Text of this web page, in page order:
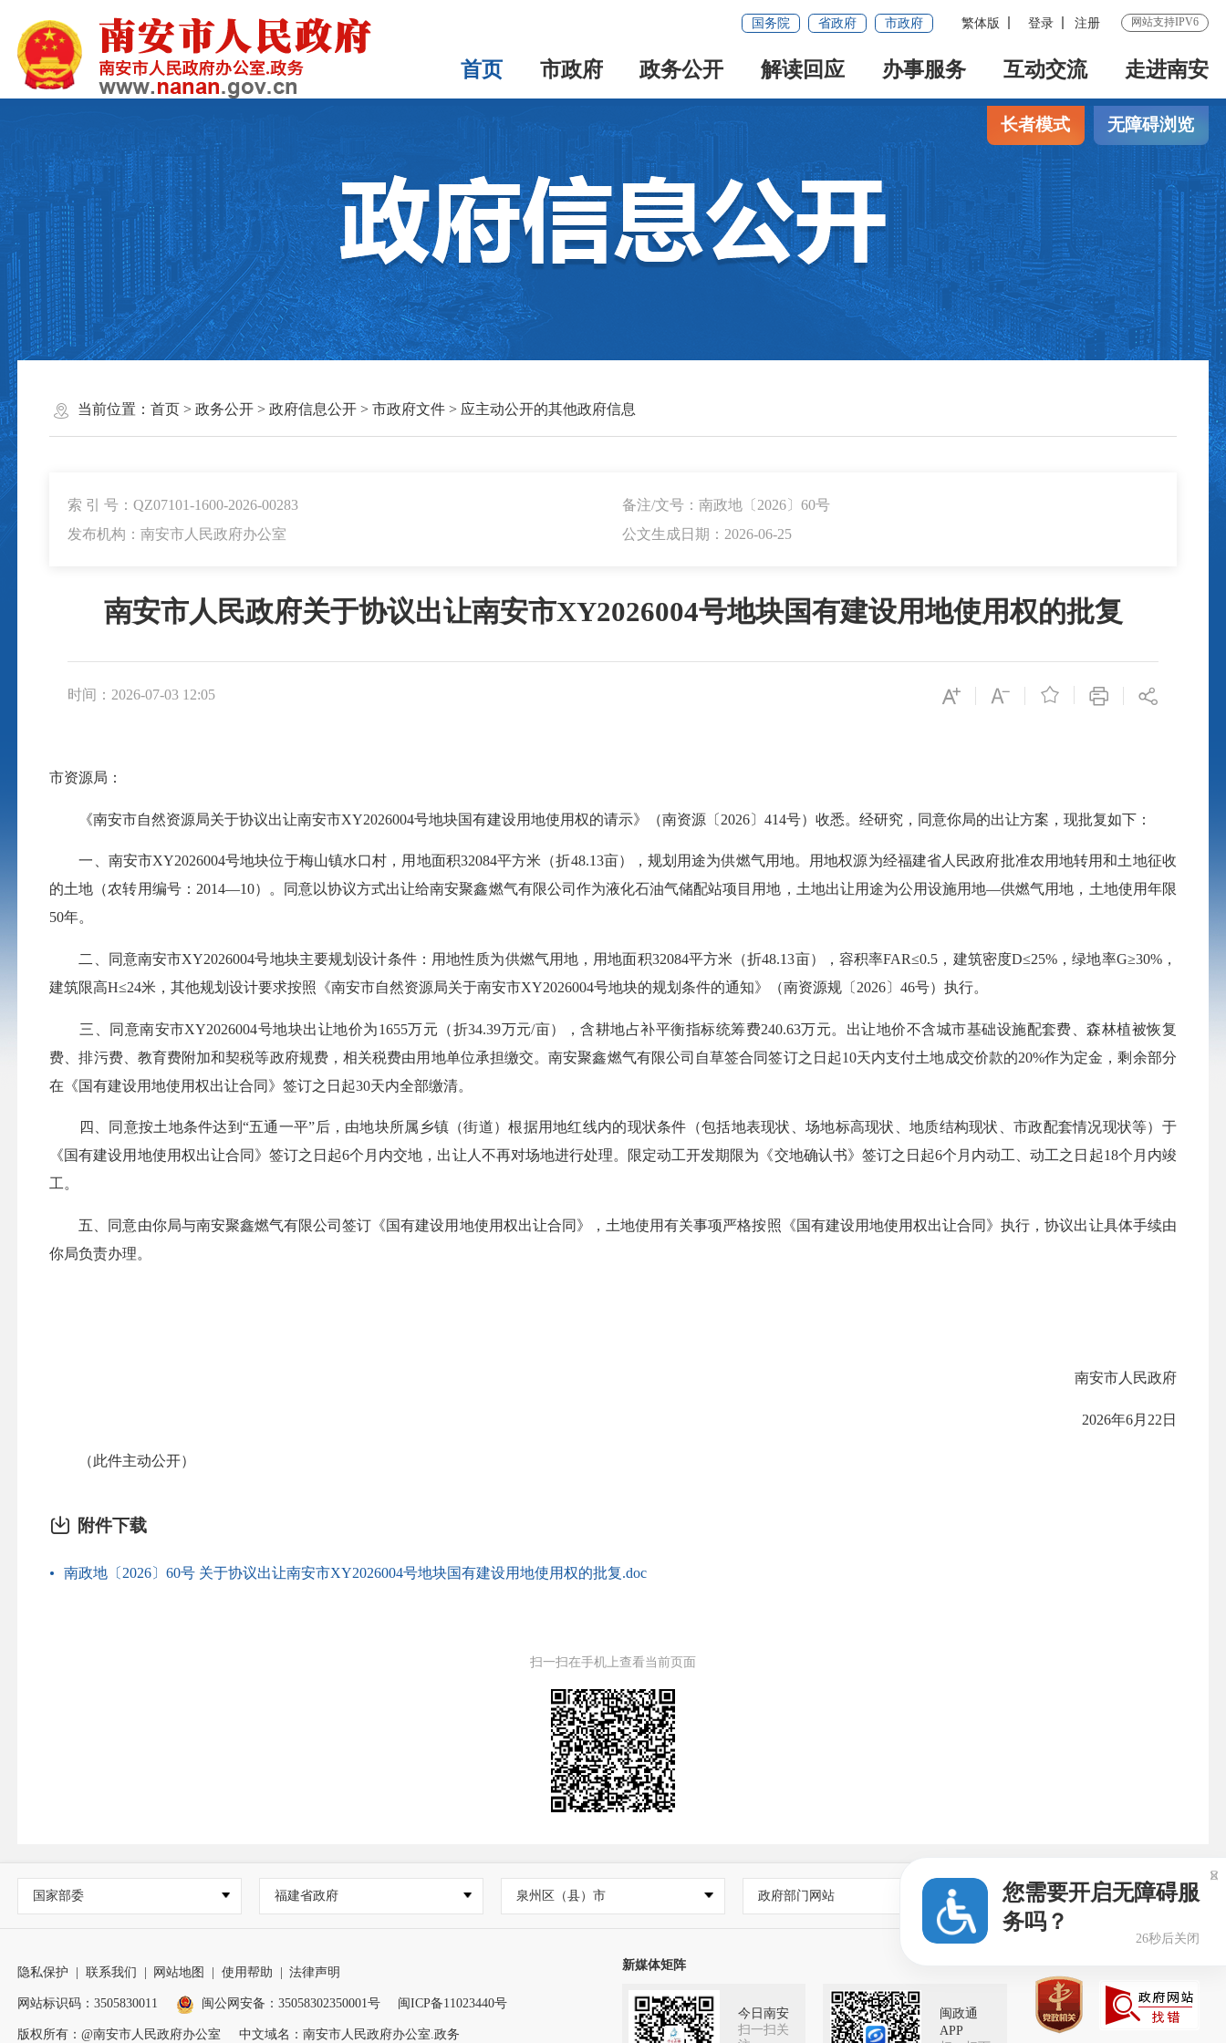
国务院 省政府 市政府 繁体版 登录 注册 网站支持IPV6
首页 市政府 政务公开 解读回应 办事服务 互动交流 走进南安
长者模式 无障碍浏览
当前位置： 首页> 政务公开> 政府信息公开> 市政府文件> 应主动公开的其他政府信息
索 引 号：QZ07101-1600-2026-00283
备注/文号：南政地〔2026〕60号
发布机构：南安市人民政府办公室
公文生成日期：2026-06-25
南安市人民政府关于协议出让南安市XY2026004号地块国有建设用地使用权的批复
时间：2026-07-03 12:05 
市资源局：
《南安市自然资源局关于协议出让南安市XY2026004号地块国有建设用地使用权的请示》（南资源〔2026〕414号）收悉。经研究，同意你局的出让方案，现批复如下：
一、南安市XY2026004号地块位于梅山镇水口村，用地面积32084平方米（折48.13亩），规划用途为供燃气用地。用地权源为经福建省人民政府批准农用地转用和土地征收
的土地（农转用编号：2014—10）。同意以协议方式出让给南安聚鑫燃气有限公司作为液化石油气储配站项目用地，土地出让用途为公用设施用地—供燃气用地，土地使用年限
50年。
二、同意南安市XY2026004号地块主要规划设计条件：用地性质为供燃气用地，用地面积32084平方米（折48.13亩），容积率FAR≤0.5，建筑密度D≤25%，绿地率G≥30%，
建筑限高H≤24米，其他规划设计要求按照《南安市自然资源局关于南安市XY2026004号地块的规划条件的通知》（南资源规〔2026〕46号）执行。
三、同意南安市XY2026004号地块出让地价为1655万元（折34.39万元/亩），含耕地占补平衡指标统筹费240.63万元。出让地价不含城市基础设施配套费、森林植被恢复
费、排污费、教育费附加和契税等政府规费，相关税费由用地单位承担缴交。南安聚鑫燃气有限公司自草签合同签订之日起10天内支付土地成交价款的20%作为定金，剩余部分
在《国有建设用地使用权出让合同》签订之日起30天内全部缴清。
四、同意按土地条件达到“五通一平”后， 由地块所属乡镇（街道）根据用地红线内的现状条件（包括地表现状、场地标高现状、地质结构现状、市政配套情况现状等）于
《国有建设用地使用权出让合同》签订之日起6个月内交地，出让人不再对场地进行处理。限定动工开发期限为《交地确认书》签订之日起6个月内动工、动工之日起18个月内竣
工。
五、同意由你局与南安聚鑫燃气有限公司签订《国有建设用地使用权出让合同》，土地使用有关事项严格按照《国有建设用地使用权出让合同》执行，协议出让具体手续由
你局负责办理。
南安市人民政府
2026年6月22日
（此件主动公开）
附件下载
南政地〔2026〕60号 关于协议出让南安市XY2026004号地块国有建设用地使用权的批复.doc
扫一扫在手机上查看当前页面
国家部委 福建省政府 泉州区（县）市 政府部门网站 乡镇街道政府网站
隐私保护 联系我们 网站地图 使用帮助 法律声明
网站标识码：3505830011 闽公网安备：35058302350001号 闽ICP备11023440号
版权所有：@南安市人民政府办公室 中文域名：南安市人民政府办公室.政务
新媒体矩阵
今日南安
扫一扫关
闽政通
APP
您需要开启无障碍服
务吗？
25秒后关闭
